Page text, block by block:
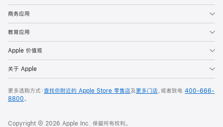
商务应用
教育应用
Apple 价值观
关于 Apple
更多选购方式：查找你附近的 Apple Store 零售店及更多门店，或者致电 400-666-
8800。
Copyright © 2026 Apple Inc. 保留所有权利。